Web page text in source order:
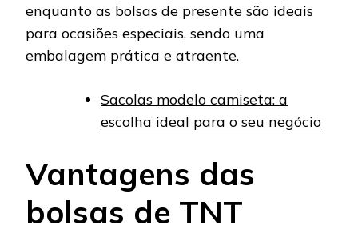
enquanto as bolsas de presente são ideais
para ocasiões especiais, sendo uma
embalagem prática e atraente.
Sacolas modelo camiseta: a
escolha ideal para o seu negócio
Vantagens das
bolsas de TNT